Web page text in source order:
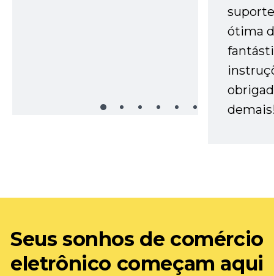
ótima
Seus sonhos de comércio
eletrônico começam aqui